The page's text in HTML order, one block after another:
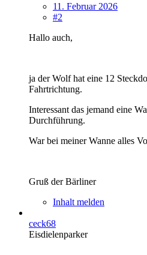
11. Februar 2026
#2
Hallo auch,
ja der Wolf hat eine 12
Fahrtrichtung.
Interessant das jemand eine
Durchführung.
War bei meiner Wanne alles
Gruß der Bärliner
Inhalt melden
ceck68
Eisdielenparker